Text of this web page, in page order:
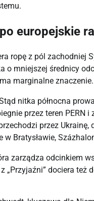
europejskie
ropę z pól zachodniej
o mniejszej średnicy
marginalne znaczenie.
nitka północna
przez teren PERN i
przez
w Bratysławie,
zarządza odcinkiem
dociera też